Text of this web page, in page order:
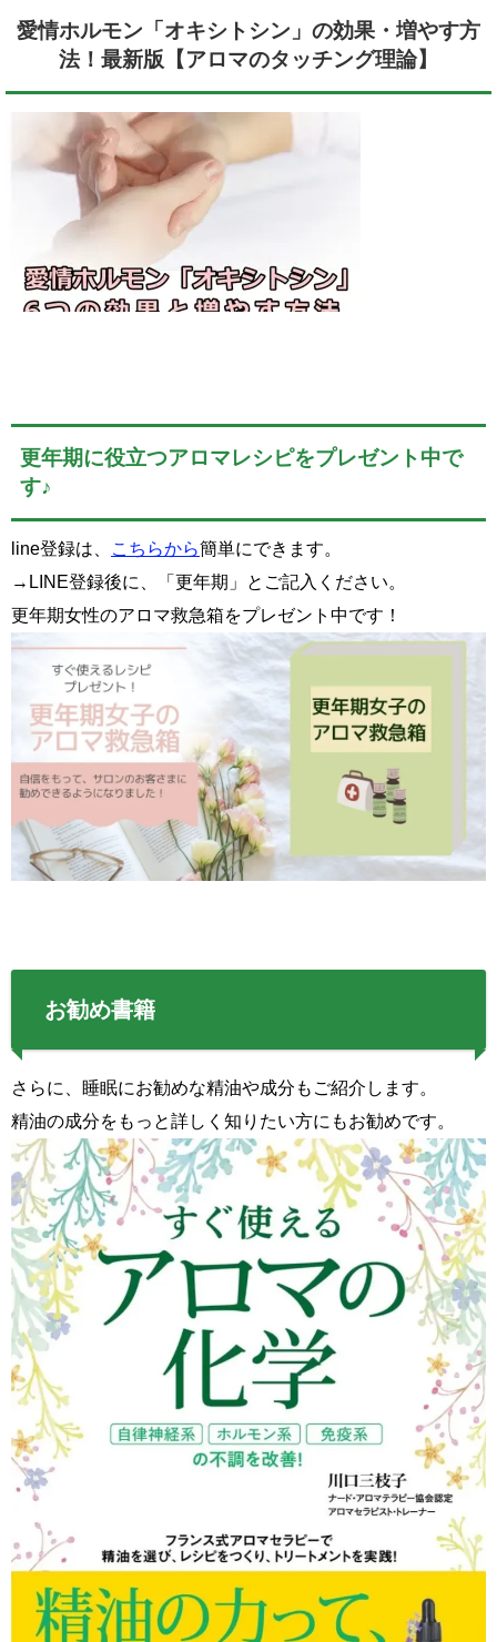
愛情ホルモン「オキシトシン」の効果・増やす方
法！最新版【アロマのタッチング理論】
更年期に役立つアロマレシピをプレゼント中で
す♪
line登録は、 こちらから簡単にできます。
→LINE登録後に、「更年期」とご記入ください。
更年期女性のアロマ救急箱をプレゼント中です！
お勧め書籍
さらに、睡眠にお勧めな精油や成分もご紹介します。
精油の成分をもっと詳しく知りたい方にもお勧めです。